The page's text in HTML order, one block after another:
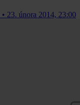
• 23. února 2014, 23:00